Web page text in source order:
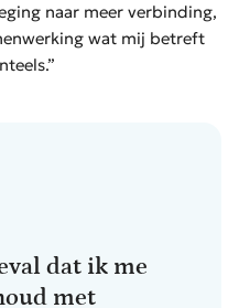
naar meer verbinding,
wat mij betreft
dat ik me
met